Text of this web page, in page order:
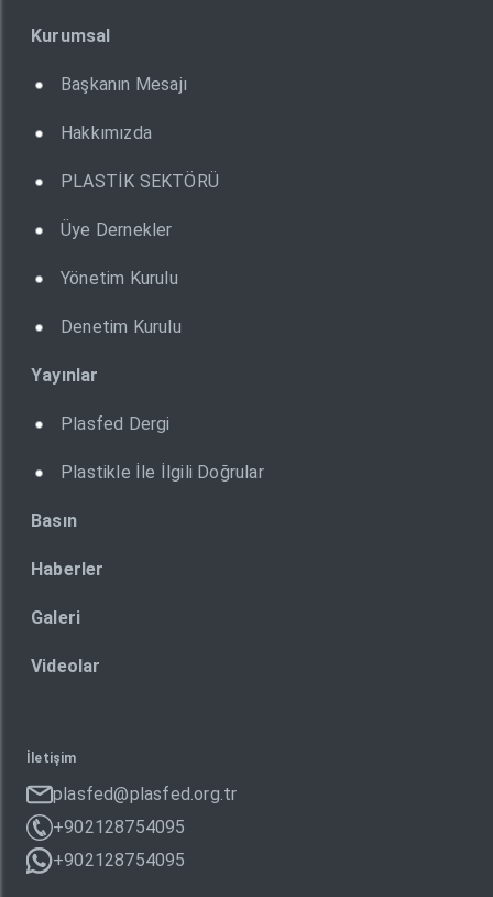
Kurumsal
Başkanın Mesajı
Hakkımızda
PLASTİK SEKTÖRÜ
Üye Dernekler
Yönetim Kurulu
Denetim Kurulu
Yayınlar
Plasfed Dergi
Plastikle İle İlgili Doğrular
Basın
Haberler
Galeri
Videolar
İletişim
plasfed@plasfed.org.tr
+902128754095
+902128754095